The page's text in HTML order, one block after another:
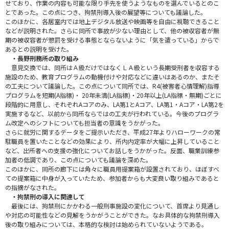
せており、作業の内容も可能な限り手先を使うようなものを選んでいるとのこ
とであった。この点につき、拘禁刑導入後の展望等についても議論した。
このほかに、各居室内では地上デジタル放送や映画等を自由に視聴できること
などが説明された。さらに同所で事故が少ない理由として、他の被収容者が無
期の被収容者が懲罰を受ける事態とならないように「気を遣っている」からで
あるとの説明を受けた。
・長野刑務所の取り組み
意見交換では、同所はＡ級だけではなくＬＡ級という長期受刑者を収容する
施設のため、教育プログラムの動機付けや対応などに違いはあるのか、またそ
の工夫について議論した。この点について同所では、R4(被害者心情理解)指導
プログラムを短期(A指標)・ 20年未満(LA指標)・20年以上(LA指標・無期)ごとに
段階的に用意し、それぞれAコアのみ、LA第1とAコア、LA第1・Aコア・LA第2を
実施するなど、以前から同所ならではの工夫が行われている。今後のプログラ
ム改定へのシフトについても担当者の意識をうかがった。
さらに就労に関するデータをご提示いただき、平成27年よりハローワークの常
駐職員を置いたことなどの効果により、所内内定率が大幅に上昇していること
など、出所者への支援の強化についてお話しをうかがった。反面、職業訓練参
加者の低調であり、この点についても議論を深めた。
このほかに、同所の廊下には角々に職員用提案箱が設置されており、ほぼすべ
ての提案箱に中身が入っていたため、参加者からも大変良い取り組みであると
の指摘がなされた。
・拘禁刑の導入に関連して
最後には、拘禁刑にかかわる一般刑事施設の変化について、首席より見通し
や対応の可能性などの見解をうかがうことができた。なお具体的な拘禁刑導入
後の取り組みについては、本格的な検討は始められていないようである。